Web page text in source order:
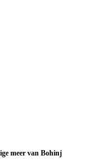
meer van Bohinj